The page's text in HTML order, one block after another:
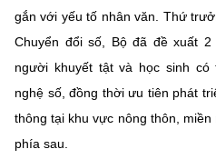
gắn với yếu tố nhân văn. Thứ
Chuyển đổi số, Bộ đã đề xuất
người khuyết tật và học sinh có
nghệ số, đồng thời ưu tiên phát
thông tại khu vực nông thôn,
phía sau.